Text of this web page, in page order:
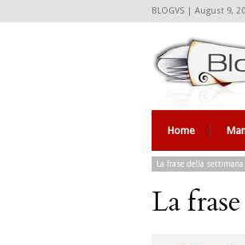
BLOGVS | August 9,
Home
La frase della settimana
La